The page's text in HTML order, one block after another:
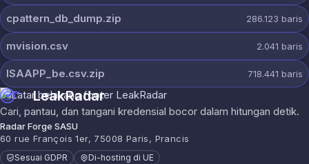
cpattern_db_dump.zip 286.123 baris
mvision.csv 2.041 baris
ISAAPP_be.csv.zip 718.441 baris
LeakRadar
Cari, pantau, dan tangani kredensial bocor dalam hitungan detik.
Radar Forge SASU
60 rue François 1er, 75008 Paris, Prancis
Sesuai GDPR Di-hosting di UE